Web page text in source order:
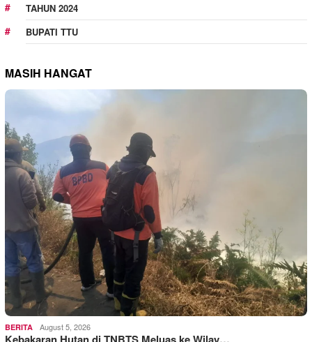
TAHUN 2024
BUPATI TTU
MASIH HANGAT
BERITA August 5, 2026